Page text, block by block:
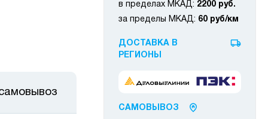
в пределах МКАД: 2200 руб.
за пределы МКАД: 60 руб/км
ДОСТАВКА В
РЕГИОНЫ
САМОВЫВОЗ